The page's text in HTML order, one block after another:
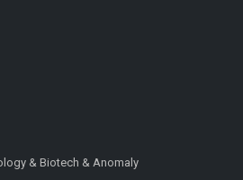
& Biotech & Anomaly